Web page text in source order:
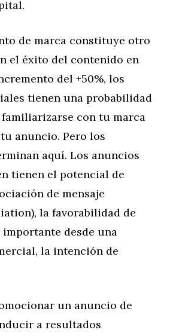
de marca constituye otro
el éxito del contenido en
del +50%, los
tienen una probabilidad
con tu marca
anuncio. Pero los
aquí. Los anuncios
tienen el potencial de
de mensaje
la favorabilidad de
importante desde una
la intención de
un anuncio de
a resultados